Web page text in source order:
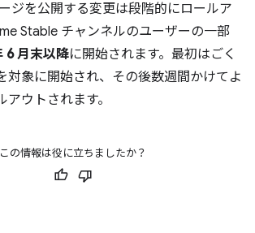
ジを公開する変更は段階的にロールア
Stable チャンネルのユーザーの一部
6 月末以降に開始されます。最初はごく
対象に開始され、その後数週間かけてよ
ウトされます。
この情報は役に立ちましたか？